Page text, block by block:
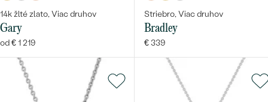
14k žlté zlato, Viac druhov
Gary
od € 1 219
Striebro, Viac druhov
Bradley
€ 339